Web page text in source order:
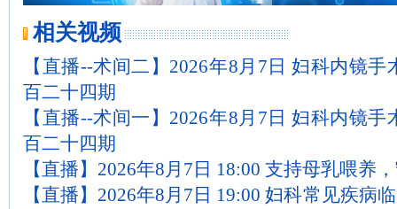
相关视频
【直播--术间二】2026年8月7日 妇科内镜
百二十四期
【直播--术间一】2026年8月7日 妇科内镜
百二十四期
【直播】2026年8月7日 18:00 支持母乳喂养
【直播】2026年8月7日 19:00 妇科常见疾病